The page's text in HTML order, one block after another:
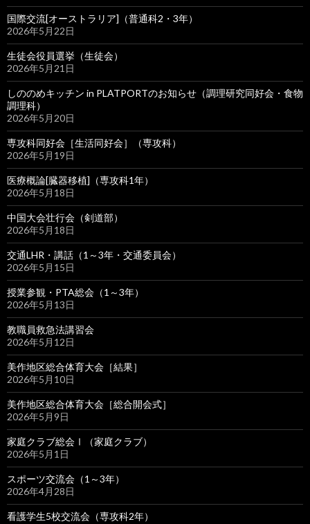
国際交流[オーストラリア]（普通科2・3年）
2026年5月22日
生徒会役員選挙（生徒会）
2026年5月21日
しののめキッチン in PLATPORTのお知らせ（調理研究同好会・食物
調理科）
2026年5月20日
専攻科同好会［生活同好会］（専攻科）
2026年5月19日
医療概論[臓器移植]（専攻科1年）
2026年5月18日
中国大会壮行会（剣道部）
2026年5月18日
交通LHR・講話（1～3年・交通委員会）
2026年5月15日
授業参観・PTA総会（1～3年）
2026年5月13日
教職員救急法講習会
2026年5月12日
美作地区総合体育大会［結果］
2026年5月10日
美作地区総合体育大会［総合開会式］
2026年5月9日
家庭クラブ総会Ⅰ（家庭クラブ）
2026年5月1日
スポーツ交流会（1～3年）
2026年4月28日
看護学生5校交流会（専攻科2年）